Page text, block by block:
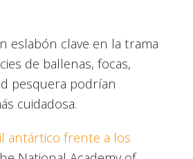
eslabón clave en la trama
de ballenas, focas,
pesquera podrían
cuidadosa.
antártico frente a los